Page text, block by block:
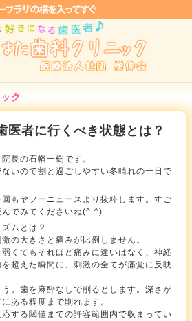
ク
医者に行くべき状態とは？
長の石幡一樹です。
いので割と過ごしやすい冬晴れの一日で
もヤフーニュースより抜粋します。すご
んでみてくださいね(^-^)
ムとは？
の大きさと痛みが比例しません。
くてもそれほど痛みに違いはなく、神経
超えた瞬間に、刺激の全てが痛覚に反映
。歯を麻酔なしで削るとします。深さが
ある程度まで削れます。
する閾値までの許容範囲内で収まってい